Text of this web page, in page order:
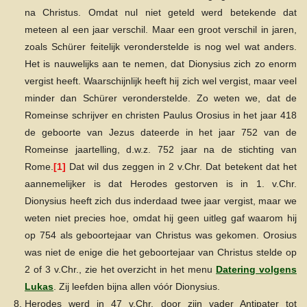
na Christus. Omdat nul niet geteld werd betekende dat
meteen al een jaar verschil. Maar een groot verschil in jaren,
zoals Schürer feitelijk veronderstelde is nog wel wat anders.
Het is nauwelijks aan te nemen, dat Dionysius zich zo enorm
vergist heeft. Waarschijnlijk heeft hij zich wel vergist, maar veel
minder dan Schürer veronderstelde. Zo weten we, dat de
Romeinse schrijver en christen Paulus Orosius in het jaar 418
de geboorte van Jezus dateerde in het jaar 752 van de
Romeinse jaartelling, d.w.z. 752 jaar na de stichting van
Rome. [1] Dat wil dus zeggen in 2 v.Chr. Dat betekent dat het
aannemelijker is dat Herodes gestorven is in 1. v.Chr.
Dionysius heeft zich dus inderdaad twee jaar vergist, maar we
weten niet precies hoe, omdat hij geen uitleg gaf waarom hij
op 754 als geboortejaar van Christus was gekomen. Orosius
was niet de enige die het geboortejaar van Christus stelde op
2 of 3 v.Chr., zie het overzicht in het menu Datering volgens
Lukas . Zij leefden bijna allen vóór Dionysius.
Herodes werd in 47 v.Chr. door zijn vader Antipater tot